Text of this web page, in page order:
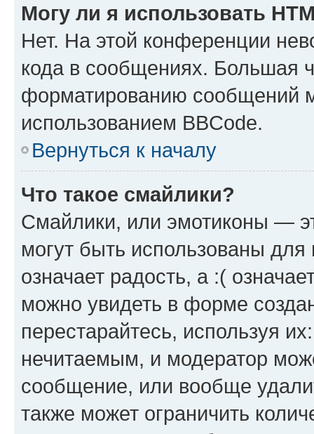
Могу ли я использовать
Нет. На этой конференции
кода в сообщениях. Большая
форматированию сообщений
использованием BBCode.
Вернуться к началу
Что такое смайлики?
Смайлики, или эмотиконы —
могут быть использованы
означает радость, а :(
можно увидеть в форме
перестарайтесь, используя
нечитаемым, и модератор
сообщение, или вообще
также может ограничить